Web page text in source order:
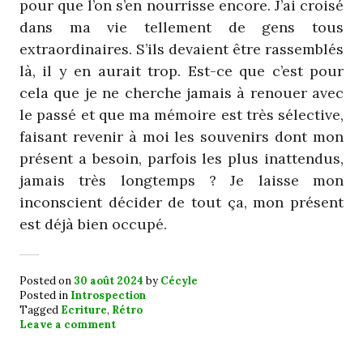
pour que l’on s’en nourrisse encore. J’ai croisé
dans ma vie tellement de gens tous
extraordinaires. S’ils devaient être rassemblés
là, il y en aurait trop. Est-ce que c’est pour
cela que je ne cherche jamais à renouer avec
le passé et que ma mémoire est très sélective,
faisant revenir à moi les souvenirs dont mon
présent a besoin, parfois les plus inattendus,
jamais très longtemps ? Je laisse mon
inconscient décider de tout ça, mon présent
est déjà bien occupé.
Posted on 30 août 2024 byCécyle
Posted in Introspection
Tagged Ecriture, Rétro
Leave a comment